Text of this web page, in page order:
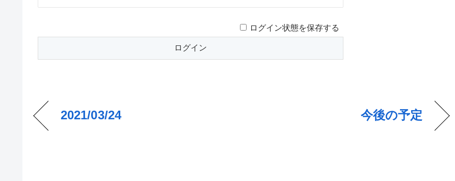
ログイン状態を保存する
2021/03/24 今後の予定